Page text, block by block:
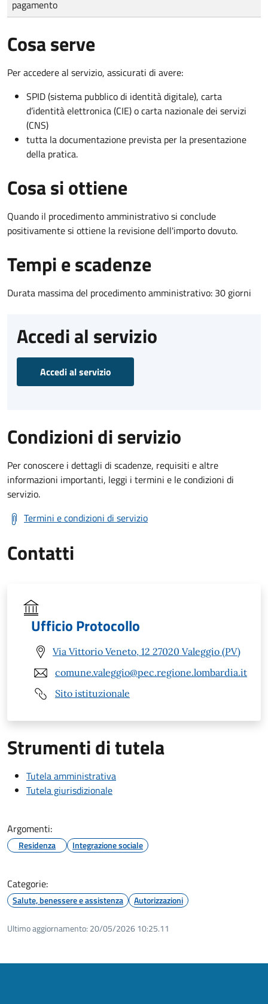
pagamento
Cosa serve
Per accedere al servizio, assicurati di avere:
SPID (sistema pubblico di identità digitale), carta
d’identità elettronica (CIE) o carta nazionale dei servizi
(CNS)
tutta la documentazione prevista per la presentazione
della pratica.
Cosa si ottiene
Quando il procedimento amministrativo si conclude
positivamente si ottiene la revisione dell'importo dovuto.
Tempi e scadenze
Durata massima del procedimento amministrativo: 30 giorni
Accedi al servizio
Accedi al servizio
Condizioni di servizio
Per conoscere i dettagli di scadenze, requisiti e altre
informazioni importanti, leggi i termini e le condizioni di
servizio.
Termini e condizioni di servizio
Contatti
Ufficio Protocollo
Via Vittorio Veneto, 12 27020 Valeggio (PV)
comune.valeggio@pec.regione.lombardia.it
Sito istituzionale
Strumenti di tutela
Tutela amministrativa
Tutela giurisdizionale
Argomenti:
Residenza Integrazione sociale
Categorie:
Salute, benessere e assistenza Autorizzazioni
Ultimo aggiornamento: 20/05/2026 10:25.11